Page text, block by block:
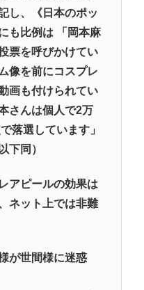
し、《日本のポッ
も比例は 「岡本麻
票を呼びかけてい
像を前にコスプレ
画も付けられてい
さんは個人で2万
落選しています」
下同）
アピールの効果は
ネット上では非難
が世間様に迷惑